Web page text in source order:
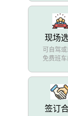
现场
可自驾或
免费班
签订